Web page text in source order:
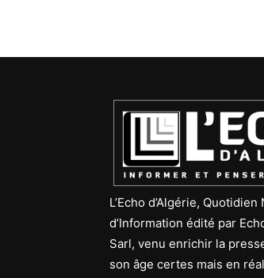
L’Echo d’Algérie, Quotidien
d’Information édité par
Sarl, venu enrichir la
son âge certes mais en